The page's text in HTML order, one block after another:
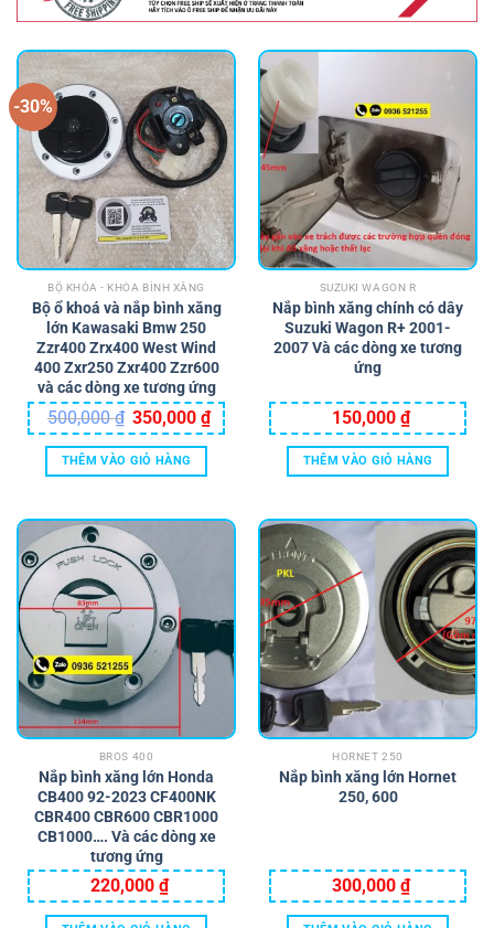
-30%
BỘ KHÓA - KHÓA BÌNH XĂNG
Bộ ổ khoá và nắp bình xăng
lớn Kawasaki Bmw 250
Zzr400 Zrx400 West Wind
400 Zxr250 Zxr400 Zzr600
và các dòng xe tương ứng
500,000₫ Giá
gốc
là:
500,000 ₫.
350,000₫Giá
hiện
THÊM VÀO GIỎ HÀNG
SUZUKI WAGON R
Nắp bình xăng chính có dây
Suzuki Wagon R+ 2001-
2007 Và các dòng xe tương
ứng
150,000 ₫
THÊM VÀO GIỎ HÀNG
BROS 400
Nắp bình xăng lớn Honda
CB400 92-2023 CF400NK
CBR400 CBR600 CBR1000
CB1000…. Và các dòng xe
tương ứng
220,000 ₫
HORNET 250
Nắp bình xăng lớn Hornet
250, 600
300,000 ₫